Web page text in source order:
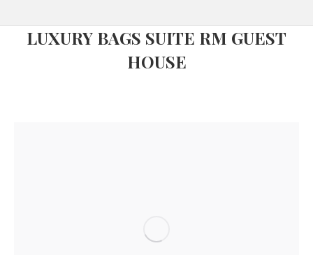
LUXURY BAGS SUITE RM GUEST
HOUSE